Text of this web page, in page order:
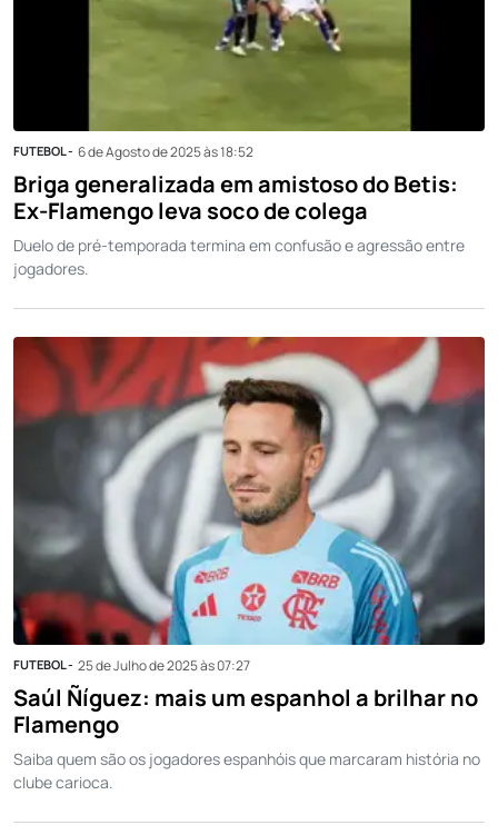
FUTEBOL - 6 de Agosto de 2025 às 18:52
Briga generalizada em amistoso do Betis:
Ex-Flamengo leva soco de colega
Duelo de pré-temporada termina em confusão e agressão entre
jogadores.
FUTEBOL - 25 de Julho de 2025 às 07:27
Saúl Ñíguez: mais um espanhol a brilhar no
Flamengo
Saiba quem são os jogadores espanhóis que marcaram história no
clube carioca.